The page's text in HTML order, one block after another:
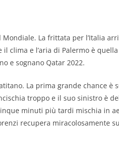
La frittata per l’Italia
clima e l’aria di Palermo è
e sognano Qatar 2022.
La prima grande chance è
troppo e il suo sinistro è
minuti più tardi mischia in
recupera miracolosamente